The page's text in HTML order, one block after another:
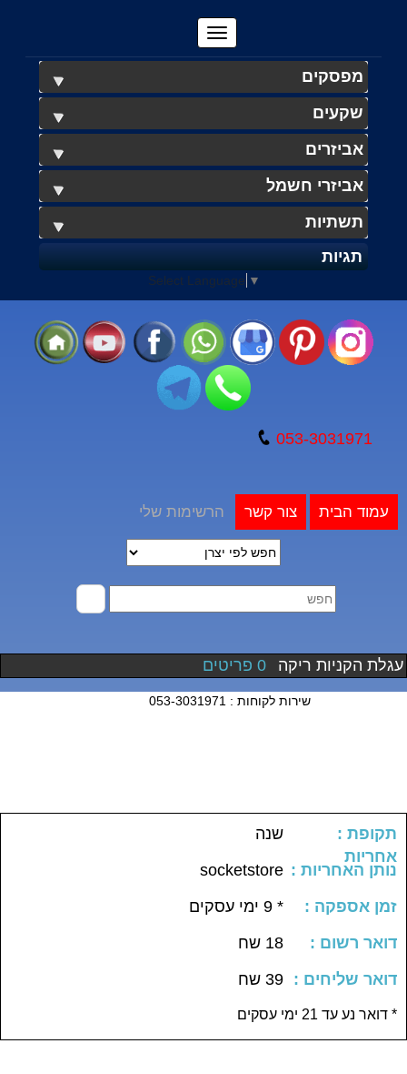
מפסקים
שקעים
אביזרים
אביזרי חשמל
תשתיות
תגיות
Select Language ▼
053-3031971
הרשימות שלי עמוד הבית צור קשר
עגלת הקניות ריקה 0 פריטים
שירות לקוחות : 053-3031971
: תקופת
אחריות
שנה
: נותן האחריות
socketstore
: זמן אספקה
* 9 ימי עסקים
: דואר רשום
18 שח
: דואר שליחים
39 שח
דואר נע עד 21 ימי עסקים *